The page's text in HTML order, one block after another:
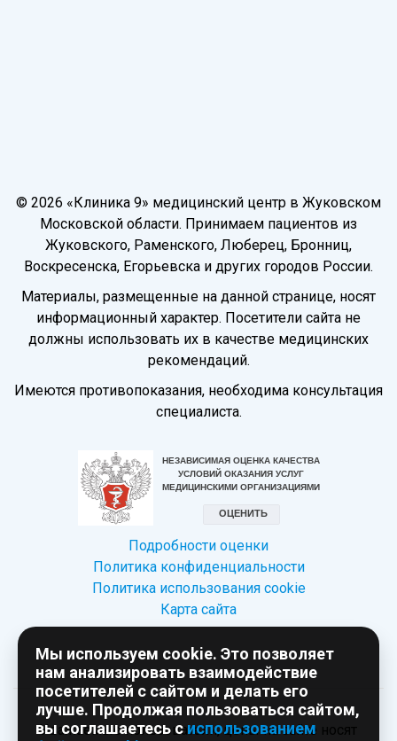
© 2026 «Клиника 9» медицинский центр в Жуковском
Московской области. Принимаем пациентов из
Жуковского, Раменского, Люберец, Бронниц,
Воскресенска, Егорьевска и других городов России.
Материалы, размещенные на данной странице, носят
информационный характер. Посетители сайта не
должны использовать их в качестве медицинских
рекомендаций.
Имеются противопоказания, необходима консультация
специалиста.
Подробности оценки
Политика конфиденциальности
Политика использования сookie
Карта сайта
Уважаемые пользователи, цены на сайте носят
Мы используем cookie. Это позволяет
нам анализировать взаимодействие
посетителей с сайтом и делать его
лучше. Продолжая пользоваться сайтом,
вы соглашаетесь сиспользованием